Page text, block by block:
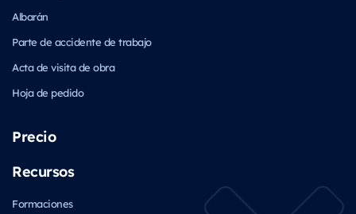
Albarán
Parte de accidente de trabajo
Acta de visita de obra
Hoja de pedido
Precio
Recursos
Formaciones